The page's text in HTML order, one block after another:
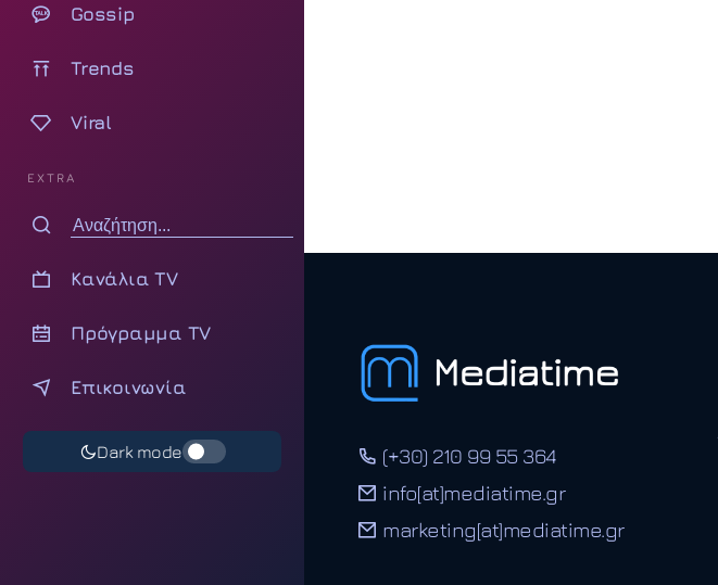
Gossip
Trends
Viral
EXTRA
Κανάλια TV
Πρόγραμμα TV
Επικοινωνία
Dark mode
(+30) 210 99 55 364
info[at]mediatime.gr
marketing[at]mediatime.gr